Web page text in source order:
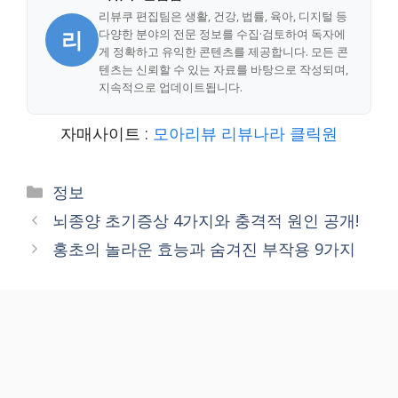
리
리뷰쿠 편집팀은 생활, 건강, 법률, 육아, 디지털 등
다양한 분야의 전문 정보를 수집·검토하여 독자에
게 정확하고 유익한 콘텐츠를 제공합니다. 모든 콘
텐츠는 신뢰할 수 있는 자료를 바탕으로 작성되며,
지속적으로 업데이트됩니다.
자매사이트 : 모아리뷰 리뷰나라 클릭원
Categories
정보
뇌종양 초기증상 4가지와 충격적 원인 공개!
홍초의 놀라운 효능과 숨겨진 부작용 9가지